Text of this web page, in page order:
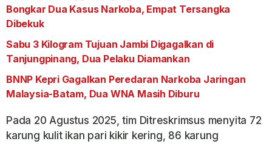
Bongkar Dua Kasus Narkoba, Empat Tersangka
Dibekuk
Sabu 3 Kilogram Tujuan Jambi Digagalkan di
Tanjungpinang, Dua Pelaku Diamankan
BNNP Kepri Gagalkan Peredaran Narkoba Jaringan
Malaysia-Batam, Dua WNA Masih Diburu
Pada 20 Agustus 2025, tim Ditreskrimsus menyita 72
karung kulit ikan pari kikir kering, 86 karung